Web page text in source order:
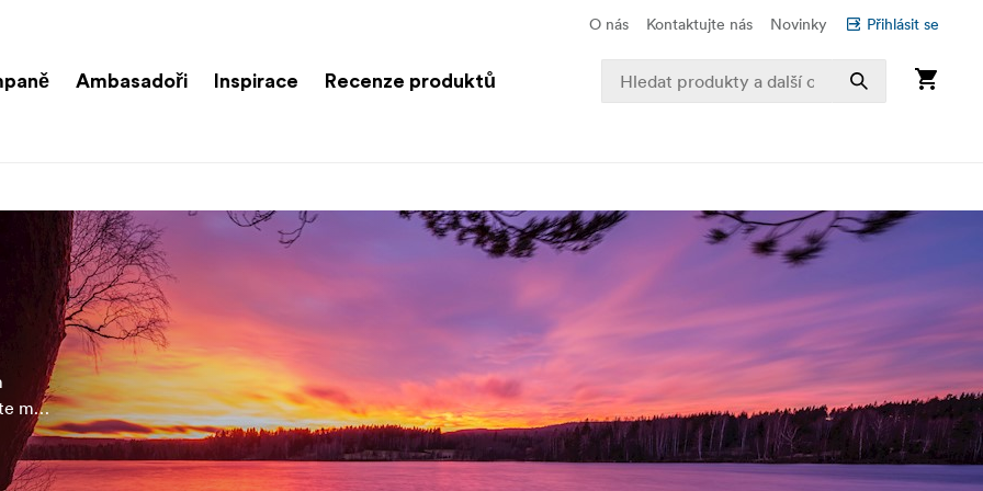
O nás Kontaktujte nás Novinky Přihlásit se
Ambasadoři Inspirace Recenze produktů
mít